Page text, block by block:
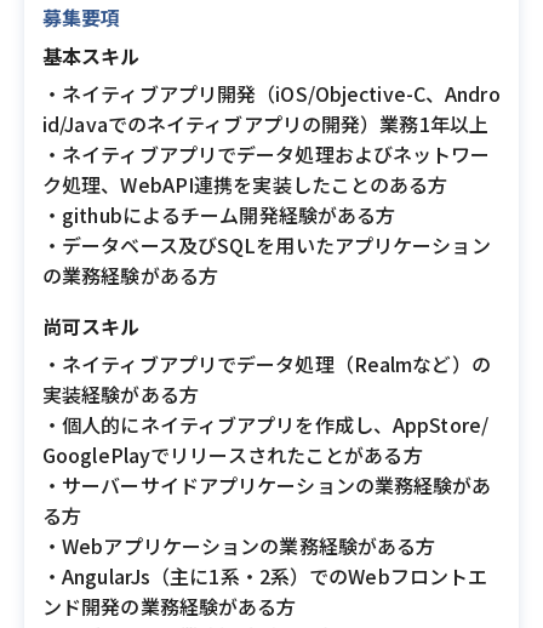
募集要項
基本スキル
・ネイティブアプリ開発（iOS/Objective-C、Andro
id/Javaでのネイティブアプリの開発）業務1年以上
・ネイティブアプリでデータ処理およびネットワー
ク処理、WebAPI連携を実装したことのある方
・githubによるチーム開発経験がある方
・データベース及びSQLを用いたアプリケーション
の業務経験がある方
尚可スキル
・ネイティブアプリでデータ処理（Realmなど）の
実装経験がある方
・個人的にネイティブアプリを作成し、AppStore/
GooglePlayでリリースされたことがある方
・サーバーサイドアプリケーションの業務経験があ
る方
・Webアプリケーションの業務経験がある方
・AngularJs（主に1系・2系）でのWebフロントエ
ンド開発の業務経験がある方